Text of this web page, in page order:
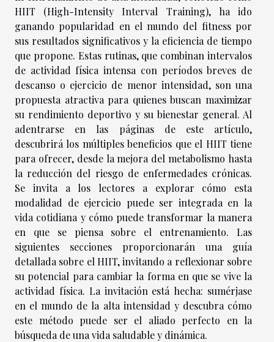
HIIT (High-Intensity Interval Training), ha ido
ganando popularidad en el mundo del fitness por
sus resultados significativos y la eficiencia de tiempo
que propone. Estas rutinas, que combinan intervalos
de actividad física intensa con períodos breves de
descanso o ejercicio de menor intensidad, son una
propuesta atractiva para quienes buscan maximizar
su rendimiento deportivo y su bienestar general. Al
adentrarse en las páginas de este artículo,
descubrirá los múltiples beneficios que el HIIT tiene
para ofrecer, desde la mejora del metabolismo hasta
la reducción del riesgo de enfermedades crónicas.
Se invita a los lectores a explorar cómo esta
modalidad de ejercicio puede ser integrada en la
vida cotidiana y cómo puede transformar la manera
en que se piensa sobre el entrenamiento. Las
siguientes secciones proporcionarán una guía
detallada sobre el HIIT, invitando a reflexionar sobre
su potencial para cambiar la forma en que se vive la
actividad física. La invitación está hecha: sumérjase
en el mundo de la alta intensidad y descubra cómo
este método puede ser el aliado perfecto en la
búsqueda de una vida saludable y dinámica.